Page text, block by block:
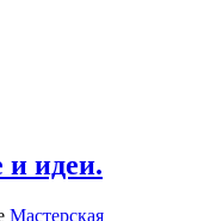
и идеи.
Мастерская